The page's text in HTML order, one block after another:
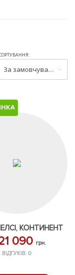
За замовчуванням
КОНТИНЕНТ
090 грн.
ВІДГУКІВ:0